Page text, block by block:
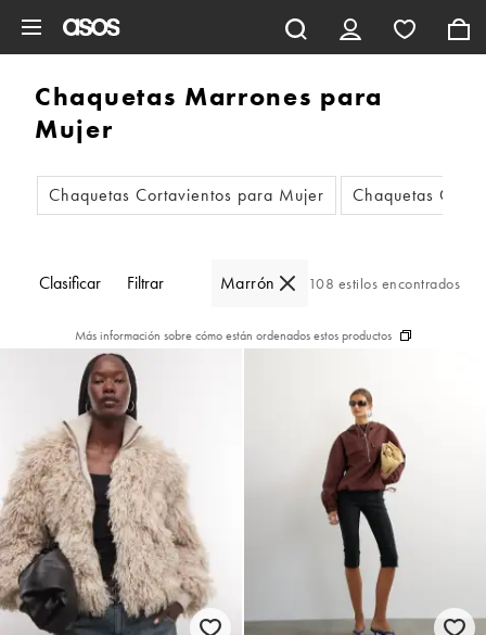
Chaquetas Marrones para
Mujer
Chaquetas Cortavientos para Mujer Chaquetas
Clasificar Filtrar Marrón 108 estilos encontrados
Más información sobre cómo están ordenados estos productos